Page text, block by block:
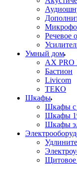
Речевое
Умный дом
AX PRO
Бастион
Livicom
ТЕКО
Шкафы
Шкафы с
Шкафы
Шкафы
Щитовое